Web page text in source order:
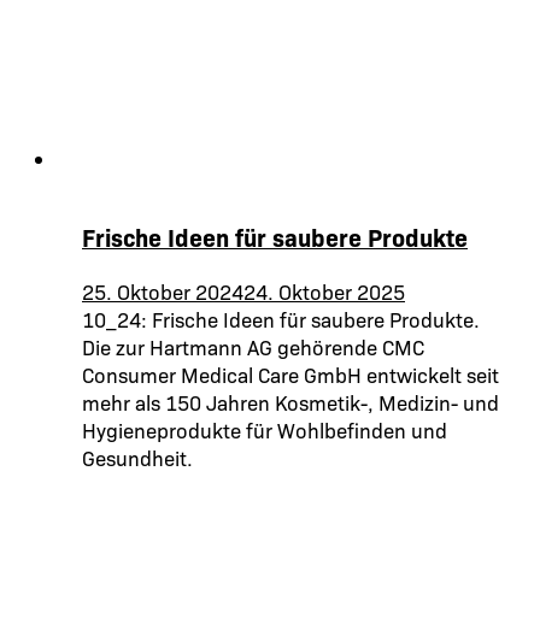
Frische Ideen für saubere Produkte
25. Oktober 202424. Oktober 2025
10_24: Frische Ideen für saubere Produkte.
Die zur Hartmann AG gehörende CMC
Consumer Medical Care GmbH entwickelt seit
mehr als 150 Jahren Kosmetik-, Medizin- und
Hygieneprodukte für Wohlbefinden und
Gesundheit.